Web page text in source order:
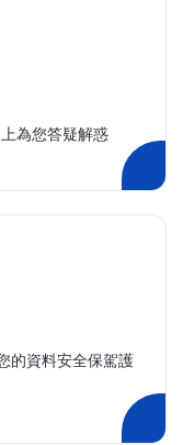
為您答疑解惑
的資料安全保駕護